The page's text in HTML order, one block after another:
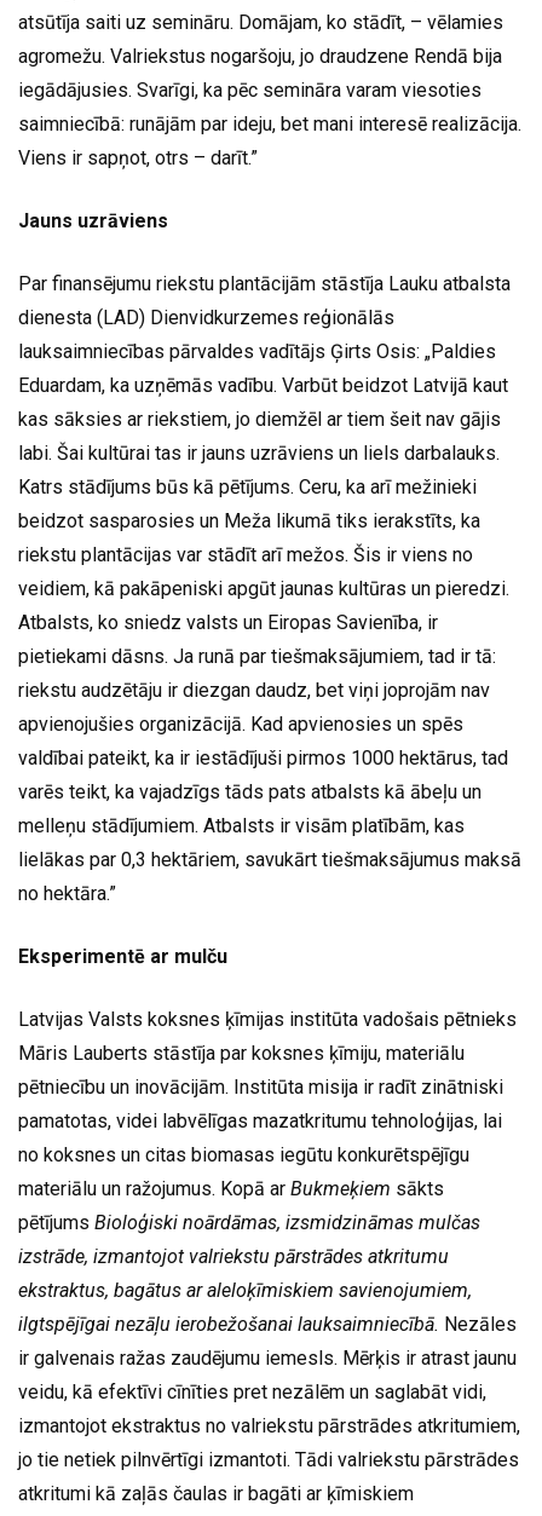
atsūtīja saiti uz semināru. Domājam, ko stādīt, – vēlamies
agromežu. Valriekstus nogaršoju, jo draudzene Rendā bija
iegādājusies. Svarīgi, ka pēc semināra varam viesoties
saimniecībā: runājām par ideju, bet mani interesē realizācija.
Viens ir sapņot, otrs – darīt.”
Jauns uzrāviens
Par finansējumu riekstu plantācijām stāstīja Lauku atbalsta
dienesta (LAD) Dienvidkurzemes reģionālās
lauksaimniecības pārvaldes vadītājs Ģirts Osis: „Paldies
Eduardam, ka uzņēmās vadību. Varbūt beidzot Latvijā kaut
kas sāksies ar riekstiem, jo diemžēl ar tiem šeit nav gājis
labi. Šai kultūrai tas ir jauns uzrāviens un liels darbalauks.
Katrs stādījums būs kā pētījums. Ceru, ka arī mežinieki
beidzot sasparosies un Meža likumā tiks ierakstīts, ka
riekstu plantācijas var stādīt arī mežos. Šis ir viens no
veidiem, kā pakāpeniski apgūt jaunas kultūras un pieredzi.
Atbalsts, ko sniedz valsts un Eiropas Savienība, ir
pietiekami dāsns. Ja runā par tiešmaksājumiem, tad ir tā:
riekstu audzētāju ir diezgan daudz, bet viņi joprojām nav
apvienojušies organizācijā. Kad apvienosies un spēs
valdībai pateikt, ka ir iestādījuši pirmos 1000 hektārus, tad
varēs teikt, ka vajadzīgs tāds pats atbalsts kā ābeļu un
melleņu stādījumiem. Atbalsts ir visām platībām, kas
lielākas par 0,3 hektāriem, savukārt tiešmaksājumus maksā
no hektāra.”
Eksperimentē ar mulču
Latvijas Valsts koksnes ķīmijas institūta vadošais pētnieks
Māris Lauberts stāstīja par koksnes ķīmiju, materiālu
pētniecību un inovācijām. Institūta misija ir radīt zinātniski
pamatotas, videi labvēlīgas mazatkritumu tehnoloģijas, lai
no koksnes un citas biomasas iegūtu konkurētspējīgu
materiālu un ražojumus. Kopā ar Bukmeķiem sākts
pētījums Bioloģiski noārdāmas, izsmidzināmas mulčas
izstrāde, izmantojot valriekstu pārstrādes atkritumu
ekstraktus, bagātus ar aleloķīmiskiem savienojumiem,
ilgtspējīgai nezāļu ierobežošanai lauksaimniecībā. Nezāles
ir galvenais ražas zaudējumu iemesls. Mērķis ir atrast jaunu
veidu, kā efektīvi cīnīties pret nezālēm un saglabāt vidi,
izmantojot ekstraktus no valriekstu pārstrādes atkritumiem,
jo tie netiek pilnvērtīgi izmantoti. Tādi valriekstu pārstrādes
atkritumi kā zaļās čaulas ir bagāti ar ķīmiskiem